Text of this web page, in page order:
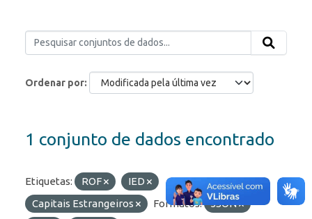
Ordenar por
1 conjunto de dados encontrado
Etiquetas: ROF
IED
Capitais Estrangeiros
Formatos:
JSON